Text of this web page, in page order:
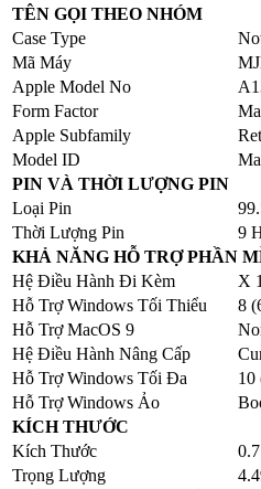
TÊN GỌI THEO NHÓM
Case Type
Mã Máy
Apple Model No
Form Factor
Apple Subfamily
Model ID
PIN VÀ THỜI LƯỢNG PIN
Loại Pin
Thời Lượng Pin
9
KHẢ NĂNG HỖ TRỢ PHẦN
Hệ Điều Hành Đi Kèm
X
Hỗ Trợ Windows Tối Thiểu
8
Hỗ Trợ MacOS 9
Hệ Điều Hành Nâng Cấp
Hỗ Trợ Windows Tối Đa
10
Hỗ Trợ Windows Ảo
KÍCH THƯỚC
Kích Thước
Trọng Lượng